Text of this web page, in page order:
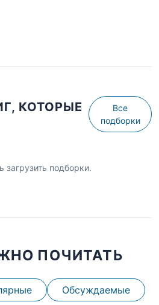
КОТОРЫЕ
Все
подборки
загрузить подборки.
ПОЧИТАТЬ
Обсуждаемые